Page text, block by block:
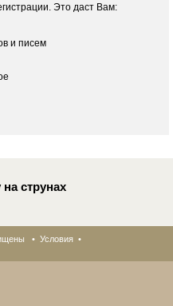
Это даст Вам:
и писем
струнах
• Условия •